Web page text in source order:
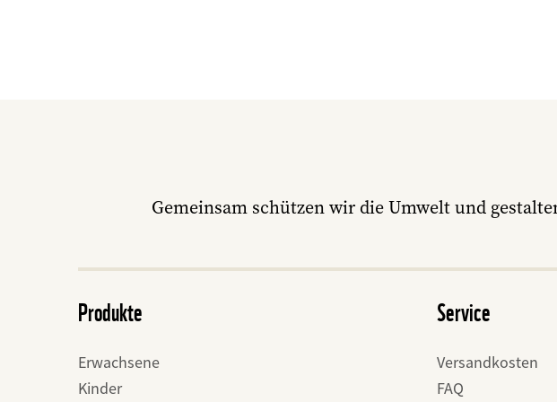
Gemeinsam schützen wir die Umwelt und
Produkte
Erwachsene
Kinder
Service
Versandkosten
FAQ